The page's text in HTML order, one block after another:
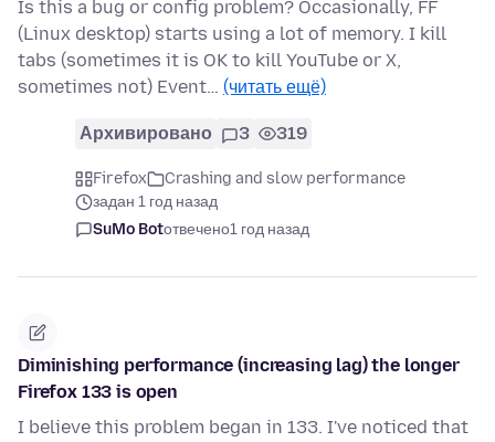
Is this a bug or config problem? Occasionally, FF
(Linux desktop) starts using a lot of memory. I kill
tabs (sometimes it is OK to kill YouTube or X,
sometimes not) Event… (читать ещё)
Архивировано 3 319
Firefox
Crashing and slow performance
задан 1 год назад
SuMo Botотвечено1 год назад
Diminishing performance (increasing lag) the longer
Firefox 133 is open
I believe this problem began in 133. I've noticed that